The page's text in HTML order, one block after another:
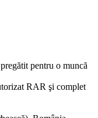
pentru o muncă
RAR şi complet